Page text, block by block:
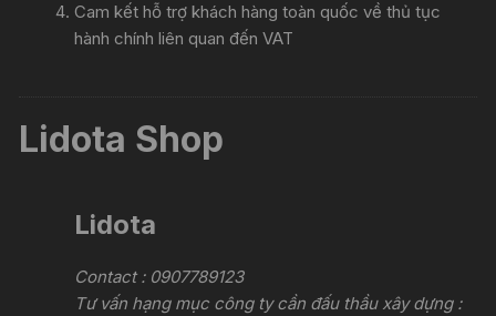
Cam kết hỗ trợ khách hàng toàn quốc về thủ tục
hành chính liên quan đến VAT
Lidota Shop
Lidota
Contact : 0907789123
Tư vấn hạng mục công ty cần đấu thầu xây dựng :